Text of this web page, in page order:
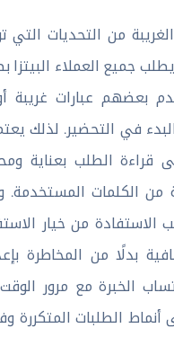
من التحديات التي
جميع العملاء البيتزا
بعضهم عبارات غريبة أو
في التحضير. لذلك
الطلب بعناية
من الكلمات
الاستفادة من خيار
بدلًا من المخاطرة
الخبرة مع مرور
أنماط الطلبات المتكررة